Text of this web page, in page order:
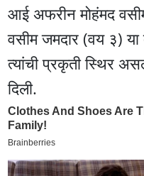
आई अफरीन मोहंमद
वसीम जमदार (वय ३)
त्यांची प्रकृती स्थिर
दिली.